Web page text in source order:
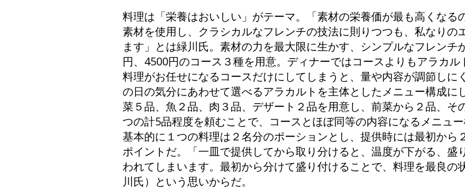
料理は「栄養はおいしい」がテーマ。「素材の栄養価が最も高くなる
素材を使用し、クラシカルなフレンチの技法に則りつつも、私なりの
ます」とは緑川氏。素材の力を最大限に生かす、シンプルなフレン
円、4500円のコース３種を用意。ディナーではコースよりもアラカ
料理がお任せになるコースだけにしてしまうと、量や内容が調節しに
の日の気分にあわせて選べるアラカルトを主体としたメニュー構成に
菜５品、魚２品、肉３品、デザート２品を用意し、前菜から２品、そ
つの計5品程度を頼むことで、コースとほぼ同等の内容になるメニュ
基本的に１つの料理は２名分のポーションとし、提供時には最初から
ポイントだ。「一皿で提供してから取り分けると、温度が下がる、盛
われてしまいます。最初から分けて盛り付けることで、料理を最良の
川氏）という思いからだ。